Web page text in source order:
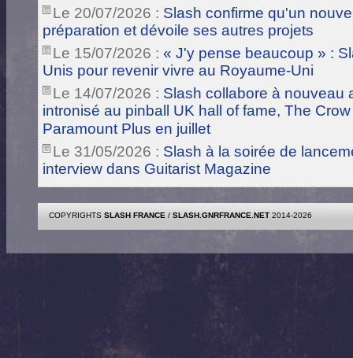
Le 20/07/2026 : Slash confirme qu'un
préparation et dévoile ses autres projets
Le 15/07/2026 : « J'y pense beaucoup » :
Unis pour revenir vivre au Royaume-Uni
Le 14/07/2026 : Slash collabore à nouveau
intronisé au pinball UK hall of fame, The
Paramount Plus en juillet
Le 31/05/2026 : Slash à la soirée de
interview dans Guitarist Magazine
COPYRIGHTS SLASH FRANCE / SLASH.GNRFRANCE.NET 2014-2026